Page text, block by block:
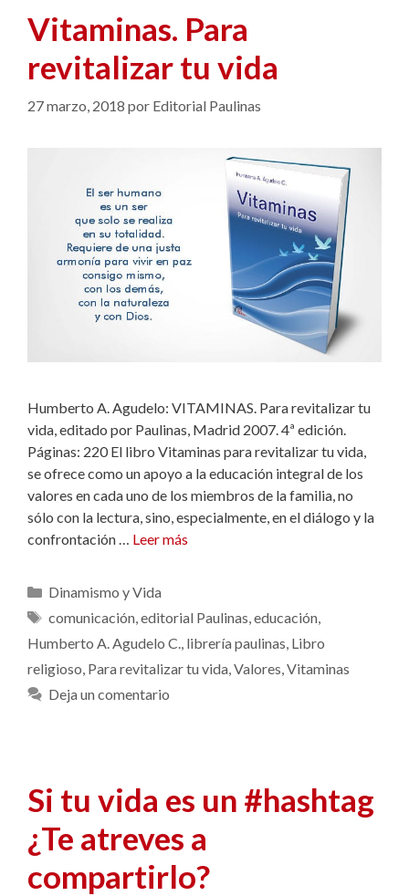
Vitaminas. Para
revitalizar tu vida
27 marzo, 2018 por Editorial Paulinas
Humberto A. Agudelo: VITAMINAS. Para revitalizar tu
vida, editado por Paulinas, Madrid 2007. 4ª edición.
Páginas: 220 El libro Vitaminas para revitalizar tu vida,
se ofrece como un apoyo a la educación integral de los
valores en cada uno de los miembros de la familia, no
sólo con la lectura, sino, especialmente, en el diálogo y la
confrontación … Leer más
Categorías
Dinamismo y Vida
Etiquetas
comunicación,editorial Paulinas,educación,
Humberto A. Agudelo C., librería paulinas, Libro
religioso, Para revitalizar tu vida,Valores,Vitaminas
Deja un comentario
Si tu vida es un #hashtag
¿Te atreves a
compartirlo?